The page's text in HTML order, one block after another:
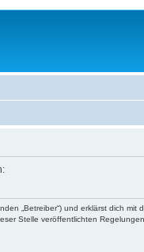
„Betreiber“) und erklärst dich
Stelle veröffentlichten Regelungen.